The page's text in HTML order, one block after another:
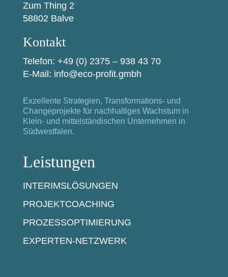
Zum Thing 2
58802 Balve
Kontakt
Telefon: +49 (0) 2375 – 938 43 70
E-Mail: info@eco-profit.gmbh
Exzellente Strategien, Transformations- und
Changeprojekte für nachhaltiges Wachstum in
Klein- und mittelständischen Unternehmen in
Südwestfalen.
Leistungen
INTERIMSLÖSUNGEN
PROJEKTCOACHING
PROZESSOPTIMIERUNG
EXPERTEN-NETZWERK